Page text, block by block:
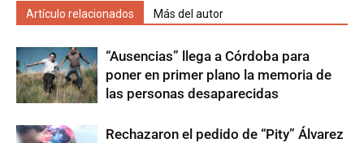
Artículo relacionados Más del autor
“Ausencias” llega a Córdoba para
poner en primer plano la memoria de
las personas desaparecidas
Rechazaron el pedido de “Pity” Álvarez